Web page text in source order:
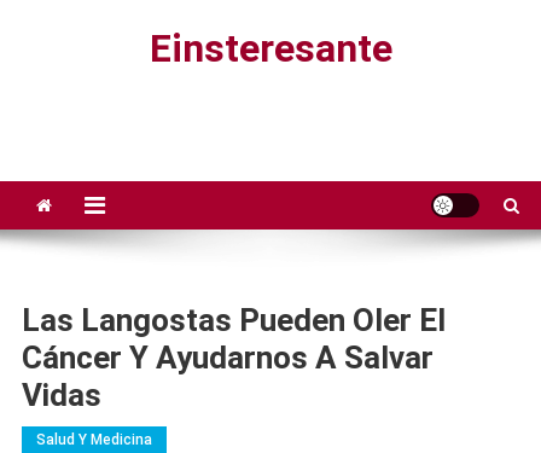
Einsteresante
Las Langostas Pueden Oler El
Cáncer Y Ayudarnos A Salvar
Vidas
Salud Y Medicina